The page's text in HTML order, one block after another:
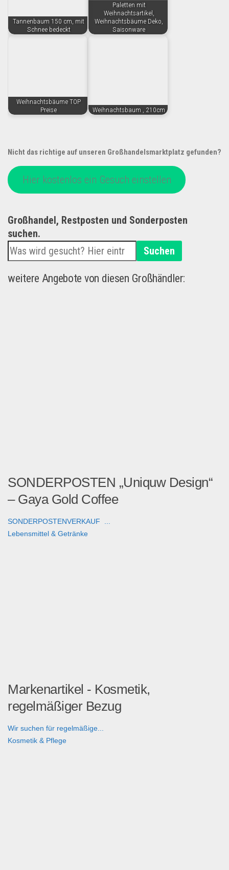
Tannenbaum 150 cm, mit
Schnee bedeckt
Paletten mit
Weihnachtsartikel,
Weihnachtsbäume Deko,
Saisonware
Weihnachtsbäume TOP
Preise
Weihnachtsbaum , 210cm
Nicht das richtige auf unseren Großhandelsmarktplatz gefunden?
Hier kostenlos ein Gesuch einstellen
Großhandel, Restposten und Sonderposten
suchen.
Suchen
weitere Angebote von diesen Großhändler:
SONDERPOSTEN „Uniquw Design“
– Gaya Gold Coffee
SONDERPOSTENVERKAUF ...
Lebensmittel & Getränke
Markenartikel - Kosmetik,
regelmäßiger Bezug
Wir suchen für regelmäßige...
Kosmetik & Pflege